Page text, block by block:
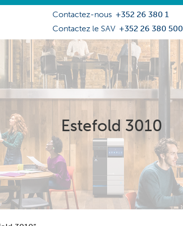
Contactez-nous +352 26 380 1
Contactez le SAV +352 26 380 500
Estefold 3010